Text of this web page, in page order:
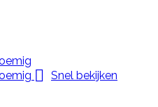

Snel bekijken